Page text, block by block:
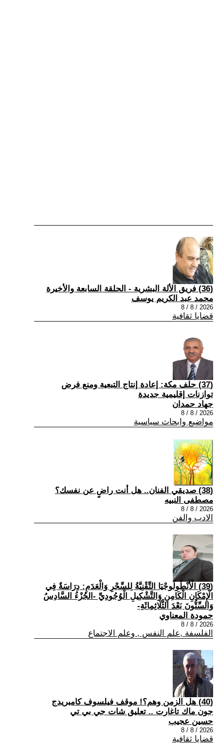
(36) فريق الألة البشرية - الحلقة السابعة والأخيرة
محمد عبد الكريم يوسف
2026 / 8 / 8
قضايا ثقافية
(37) حلف مكة: إعادة إنتاج التبعية ومنع فرض
توازنات إقليمية جديدة
جهاد حمدان
2026 / 8 / 8
مواضيع وابحاث سياسية
(38) صديقي الفنان.. هل أنت راضٍ عن نفسك؟
مصطفى النبيه
2026 / 8 / 8
الادب والفن
(39) الْأَنْطُولُوجْيَا التِّقْنِيَّةُ لِلسِّحْرِ وَالْعَدَمِ: دِرَاسَةٌ فِي
الْإِمْكَانِ الْكَامِنِ وَالتَّشْكِيلِ الْوُجُودِيِّ -الجُزْءُ السَّادِسُ
وَالسِّتُّونَ بَعْدَ الثَّلَاثِمِائَةِ-
حمودة المعناوي
2026 / 8 / 8
الفلسفة ,علم النفس , وعلم الاجتماع
(40) هل الزمن وهم؟! موقف فيلسوف كامبريدج
جون ماك تاغارت .. تعليق شات جي بي تي
حسين عجيب
2026 / 8 / 8
قضايا ثقافية